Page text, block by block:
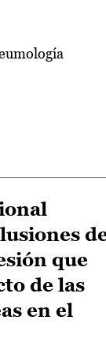
que
de las
en el